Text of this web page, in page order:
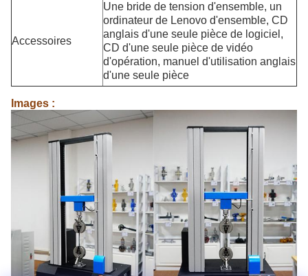
Accessoires
Une bride de tension d'ensemble, un
ordinateur de Lenovo d'ensemble, CD
anglais d'une seule pièce de logiciel,
CD d'une seule pièce de vidéo
d'opération, manuel d'utilisation anglais
d'une seule pièce
Images :